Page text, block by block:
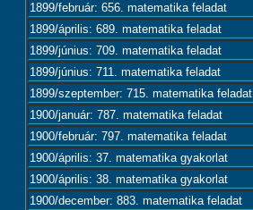
1899/február: 656. matematika feladat
1899/április: 689. matematika feladat
1899/június: 709. matematika feladat
1899/június: 711. matematika feladat
1899/szeptember: 715. matematika feladat
1900/január: 787. matematika feladat
1900/február: 797. matematika feladat
1900/április: 37. matematika gyakorlat
1900/április: 38. matematika gyakorlat
1900/december: 883. matematika feladat